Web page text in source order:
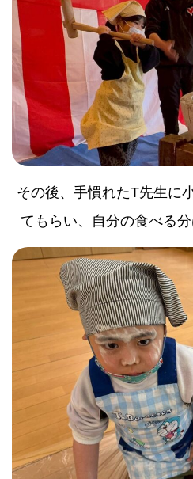
その後、手慣れたT先生に
てもらい、自分の食べる